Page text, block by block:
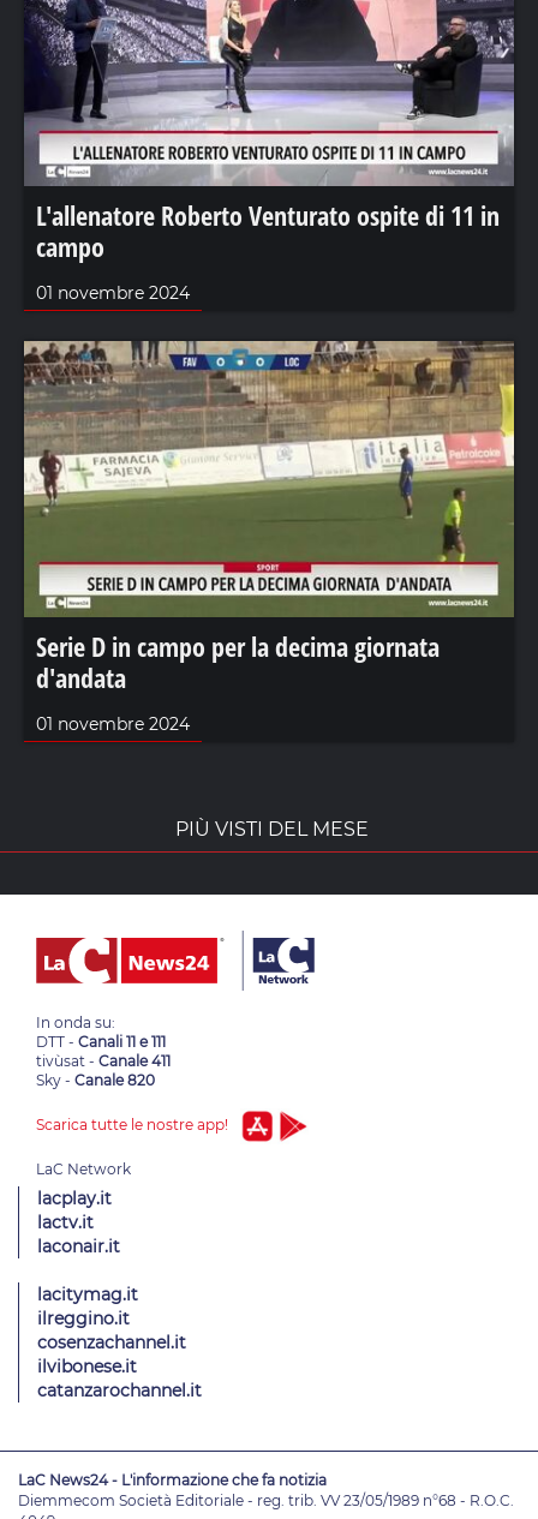
L'allenatore Roberto Venturato ospite di 11 in
campo
01 novembre 2024
Serie D in campo per la decima giornata
d'andata
01 novembre 2024
PIÙ VISTI DEL MESE
In onda su:
DTT - Canali 11 e 111
tivùsat - Canale 411
Sky - Canale 820
Scarica tutte le nostre app!
lacplay.it
lactv.it
laconair.it
lacitymag.it
ilreggino.it
cosenzachannel.it
ilvibonese.it
catanzarochannel.it
LaC News24 - L'informazione che fa notizia
Diemmecom Società Editoriale - reg. trib. VV 23/05/1989 n°68 - R.O.C.